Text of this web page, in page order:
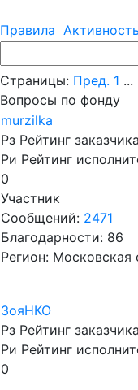
Правила
Страницы: Пред. 1 ...
Вопросы по фонду
murzilka
Рз Рейтинг
Ри Рейтинг
0
Участник
Сообщений: 2471
Благодарности: 86
Регион: Московская
ЗояНКО
Рз Рейтинг
Ри Рейтинг
0